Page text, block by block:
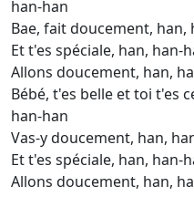
han-han
Bae, fait doucement, han,
Et t'es spéciale, han, han-
Allons doucement, han,
Bébé, t'es belle et toi t'es
han-han
Vas-y doucement, han,
Et t'es spéciale, han, han-
Allons doucement, han,